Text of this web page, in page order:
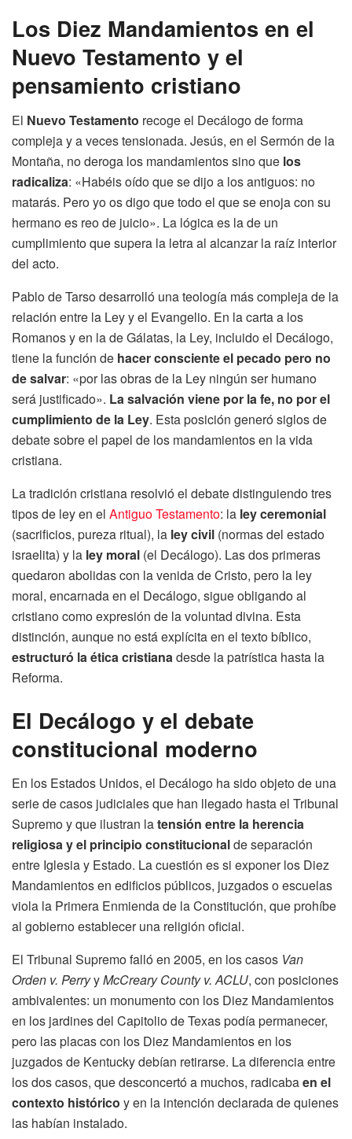
Los Diez Mandamientos en el
Nuevo Testamento y el
pensamiento cristiano
El Nuevo Testamento recoge el Decálogo de forma
compleja y a veces tensionada. Jesús, en el Sermón de la
Montaña, no deroga los mandamientos sino que los
radicaliza: «Habéis oído que se dijo a los antiguos: no
matarás. Pero yo os digo que todo el que se enoja con su
hermano es reo de juicio». La lógica es la de un
cumplimiento que supera la letra al alcanzar la raíz interior
del acto.
Pablo de Tarso desarrolló una teología más compleja de la
relación entre la Ley y el Evangelio. En la carta a los
Romanos y en la de Gálatas, la Ley, incluido el Decálogo,
tiene la función de hacer consciente el pecado pero no
de salvar: «por las obras de la Ley ningún ser humano
será justificado». La salvación viene por la fe, no por el
cumplimiento de la Ley. Esta posición generó siglos de
debate sobre el papel de los mandamientos en la vida
cristiana.
La tradición cristiana resolvió el debate distinguiendo tres
tipos de ley en el Antiguo Testamento: la ley ceremonial
(sacrificios, pureza ritual), la ley civil (normas del estado
israelita) y la ley moral (el Decálogo). Las dos primeras
quedaron abolidas con la venida de Cristo, pero la ley
moral, encarnada en el Decálogo, sigue obligando al
cristiano como expresión de la voluntad divina. Esta
distinción, aunque no está explícita en el texto bíblico,
estructuró la ética cristianadesde la patrística hasta la
Reforma.
El Decálogo y el debate
constitucional moderno
En los Estados Unidos, el Decálogo ha sido objeto de una
serie de casos judiciales que han llegado hasta el Tribunal
Supremo y que ilustran latensión entre la herencia
religiosa y el principio constitucionalde separación
entre Iglesia y Estado. La cuestión es si exponer los Diez
Mandamientos en edificios públicos, juzgados o escuelas
viola la Primera Enmienda de la Constitución, que prohíbe
al gobierno establecer una religión oficial.
El Tribunal Supremo falló en 2005, en los casos Van
Orden v. PerryyMcCreary County v. ACLU, con posiciones
ambivalentes: un monumento con los Diez Mandamientos
en los jardines del Capitolio de Texas podía permanecer,
pero las placas con los Diez Mandamientos en los
juzgados de Kentucky debían retirarse. La diferencia entre
los dos casos, que desconcertó a muchos, radicabaen el
contexto histórico y en la intención declarada de quienes
las habían instalado.